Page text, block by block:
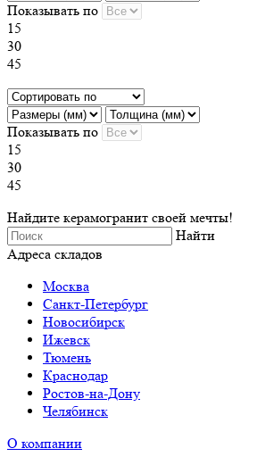
Показывать по
15
30
45
Показывать по
15
30
45
Найдите керамогранит своей мечты!
Найти
Адреса складов
Москва
Санкт-Петербург
Новосибирск
Ижевск
Тюмень
Краснодар
Ростов-на-Дону
Челябинск
О компании